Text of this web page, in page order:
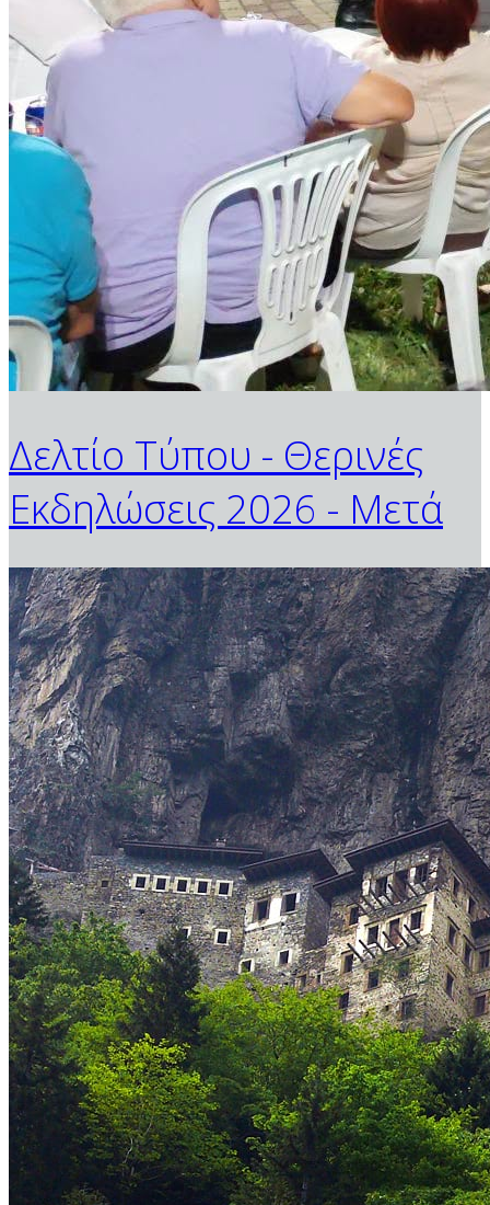
Δελτίο Τύπου - Θερινές
Εκδηλώσεις 2026 - Μετά